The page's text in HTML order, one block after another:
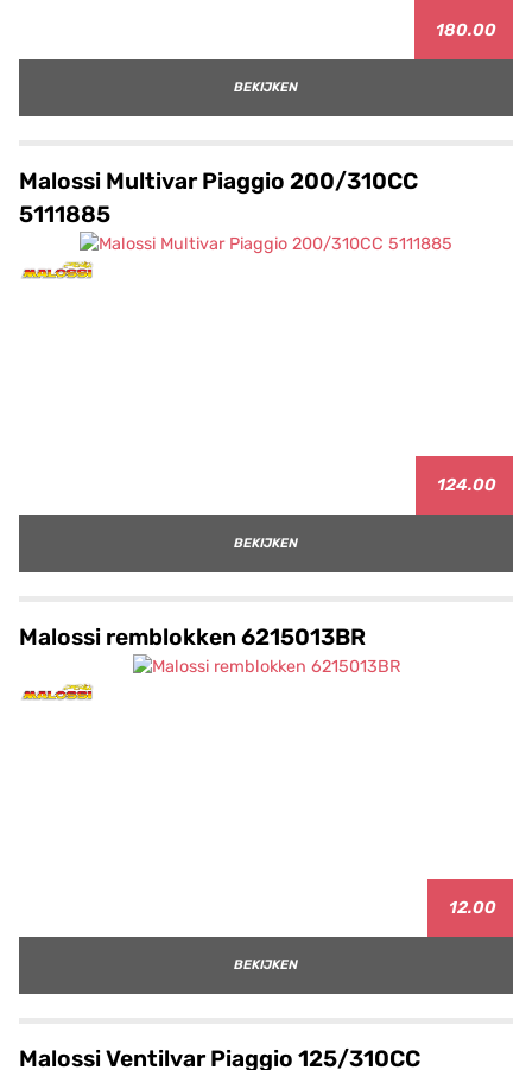
180.00
BEKIJKEN
Malossi Multivar Piaggio 200/310CC
5111885
124.00
BEKIJKEN
Malossi remblokken 6215013BR
12.00
BEKIJKEN
Malossi Ventilvar Piaggio 125/310CC